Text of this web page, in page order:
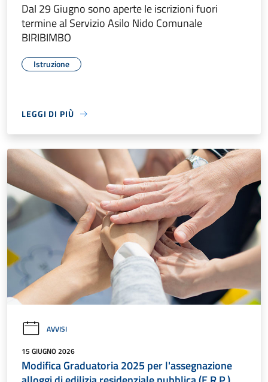
Dal 29 Giugno sono aperte le iscrizioni fuori
termine al Servizio Asilo Nido Comunale
BIRIBIMBO
Istruzione
LEGGI DI PIÙ
AVVISI
15 GIUGNO 2026
Modifica Graduatoria 2025 per l'assegnazione